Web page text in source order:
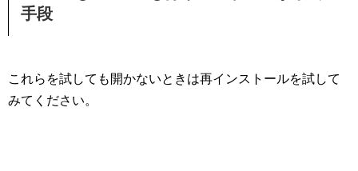
手段
これらを試しても開かないときは再インストールを試して
みてください。